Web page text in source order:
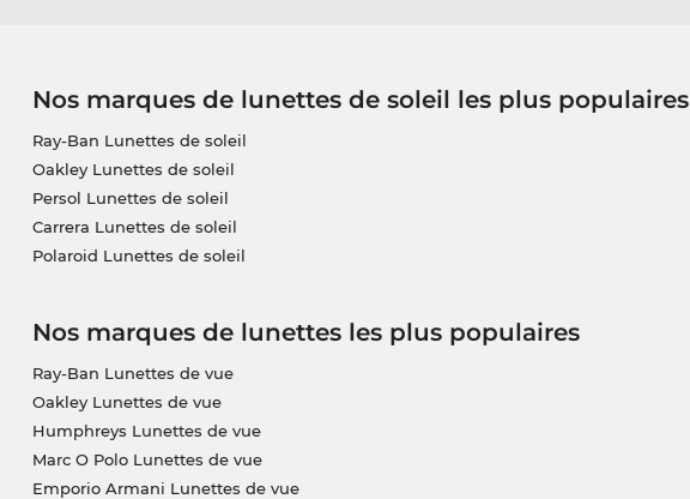
Nos marques de lunettes de soleil les plus populaires
Ray-Ban Lunettes de soleil
Oakley Lunettes de soleil
Persol Lunettes de soleil
Carrera Lunettes de soleil
Polaroid Lunettes de soleil
Nos marques de lunettes les plus populaires
Ray-Ban Lunettes de vue
Oakley Lunettes de vue
Humphreys Lunettes de vue
Marc O Polo Lunettes de vue
Emporio Armani Lunettes de vue